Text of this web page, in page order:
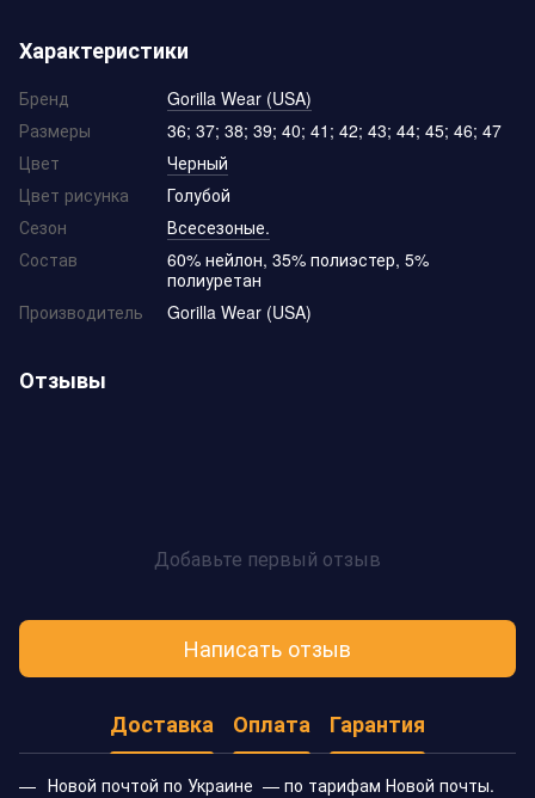
Характеристики
Бренд
Gorilla Wear (USA)
Размеры
36; 37; 38; 39; 40; 41; 42; 43; 44; 45; 46; 47
Цвет
Черный
Цвет рисунка
Голубой
Сезон
Всесезоные.
Состав
60% нейлон, 35% полиэстер, 5%
полиуретан
Производитель
Gorilla Wear (USA)
Отзывы
Добавьте первый отзыв
Написать отзыв
Доставка Оплата Гарантия
Новой почтой по Украине — по тарифам Новой почты.